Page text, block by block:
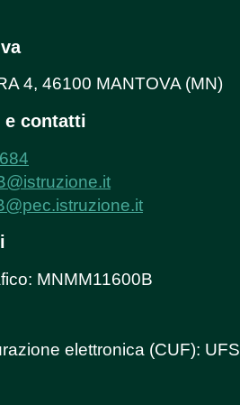
4, 46100 MANTOVA (MN)
e contatti
MNMM11600B
elettronica (CUF):